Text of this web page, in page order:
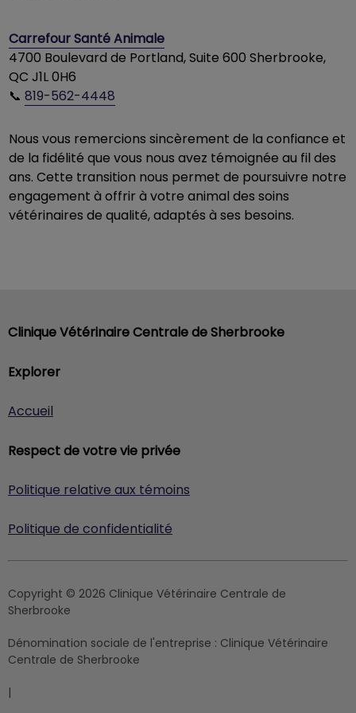
Carrefour Santé Animale
4700 Boulevard de Portland, Suite 600 Sherbrooke,
QC J1L 0H6
📞 819-562-4448
Nous vous remercions sincèrement de la confiance et
de la fidélité que vous nous avez témoignée au fil des
ans. Cette transition nous permet de poursuivre notre
engagement à offrir à votre animal des soins
vétérinaires de qualité, adaptés à ses besoins.
Explorer
Accueil
Respect de votre vie privée
Politique relative aux témoins
Politique de confidentialité
Clinique Vétérinaire Centrale de Sherbrooke
Copyright © 2026 Clinique Vétérinaire Centrale de
Sherbrooke
Dénomination sociale de l'entreprise : Clinique Vétérinaire
Centrale de Sherbrooke
|